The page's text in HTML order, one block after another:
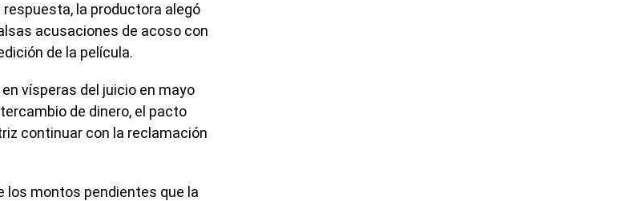
la productora alegó
acusaciones de acoso con
de la película.
vísperas del juicio en mayo
de dinero, el pacto
continuar con la reclamación
montos pendientes que la